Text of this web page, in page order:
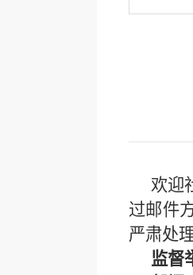
欢迎
过邮件
严肃处理
监督